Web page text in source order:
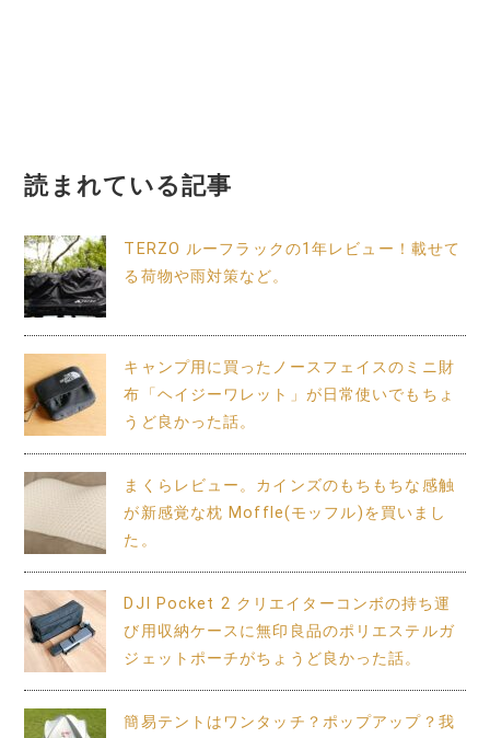
読まれている記事
TERZO ルーフラックの1年レビュー！載せて
る荷物や雨対策など。
キャンプ用に買ったノースフェイスのミニ財
布「ヘイジーワレット」が日常使いでもちょ
うど良かった話。
まくらレビュー。カインズのもちもちな感触
が新感覚な枕 Moffle(モッフル)を買いまし
た。
DJI Pocket 2 クリエイターコンボの持ち運
び用収納ケースに無印良品のポリエステルガ
ジェットポーチがちょうど良かった話。
簡易テントはワンタッチ？ポップアップ？我